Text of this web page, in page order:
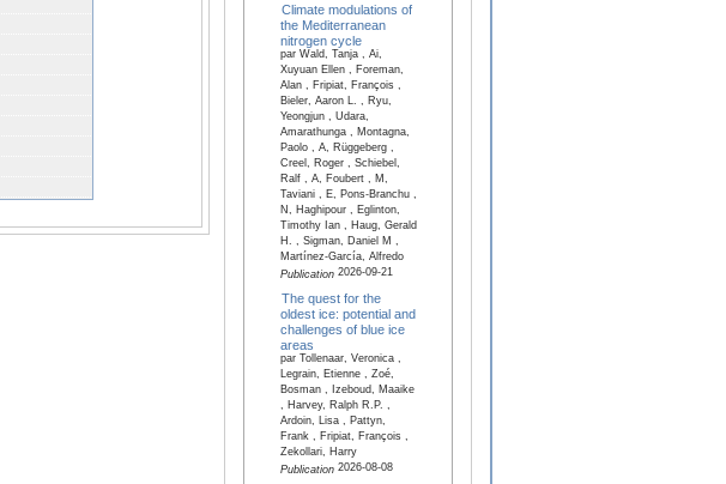
Climate modulations of
the Mediterranean
nitrogen cycle
par Wald, Tanja , Ai,
Xuyuan Ellen , Foreman,
Alan , Fripiat, François ,
Bieler, Aaron L. , Ryu,
Yeongjun , Udara,
Amarathunga , Montagna,
Paolo , A, Rüggeberg ,
Creel, Roger , Schiebel,
Ralf , A, Foubert , M,
Taviani , E, Pons-Branchu ,
N, Haghipour , Eglinton,
Timothy Ian , Haug, Gerald
H. , Sigman, Daniel M ,
Martínez-García, Alfredo
Publication2026-09-21
The quest for the
oldest ice: potential and
challenges of blue ice
areas
par Tollenaar, Veronica ,
Legrain, Etienne , Zoé,
Bosman , Izeboud, Maaike
, Harvey, Ralph R.P. ,
Ardoin, Lisa , Pattyn,
Frank , Fripiat, François ,
Zekollari, Harry
Publication2026-08-08